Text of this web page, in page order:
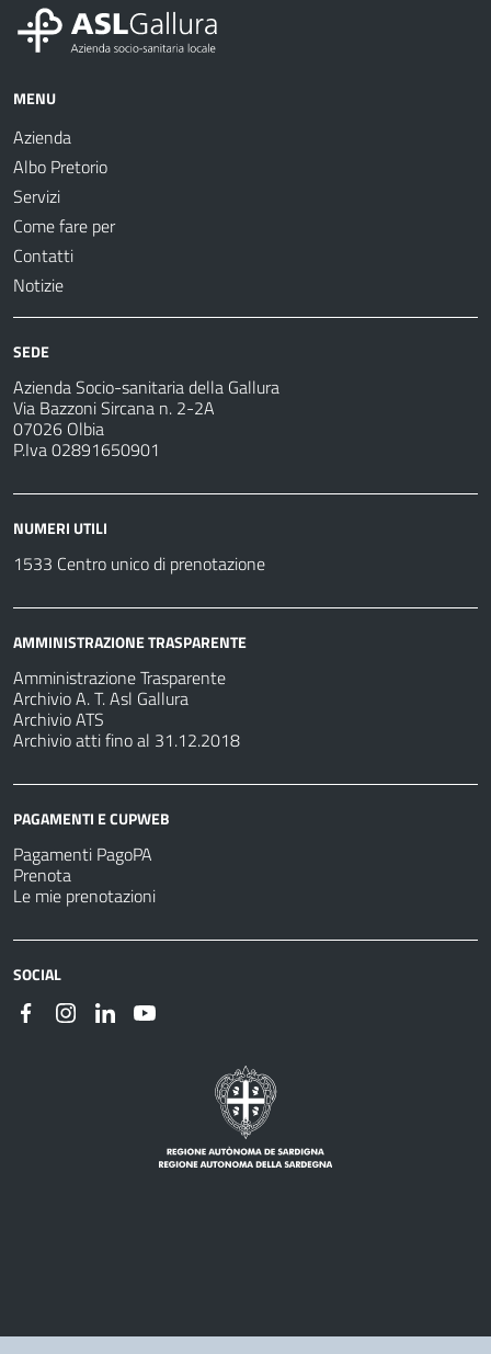
MENU
Azienda
Albo Pretorio
Servizi
Come fare per
Contatti
Notizie
SEDE
Azienda Socio-sanitaria della Gallura
Via Bazzoni Sircana n. 2-2A
07026 Olbia
P.Iva 02891650901
NUMERI UTILI
1533 Centro unico di prenotazione
AMMINISTRAZIONE TRASPARENTE
Amministrazione Trasparente
Archivio A. T. Asl Gallura
Archivio ATS
Archivio atti fino al 31.12.2018
PAGAMENTI E CUPWEB
Pagamenti PagoPA
Prenota
Le mie prenotazioni
SOCIAL